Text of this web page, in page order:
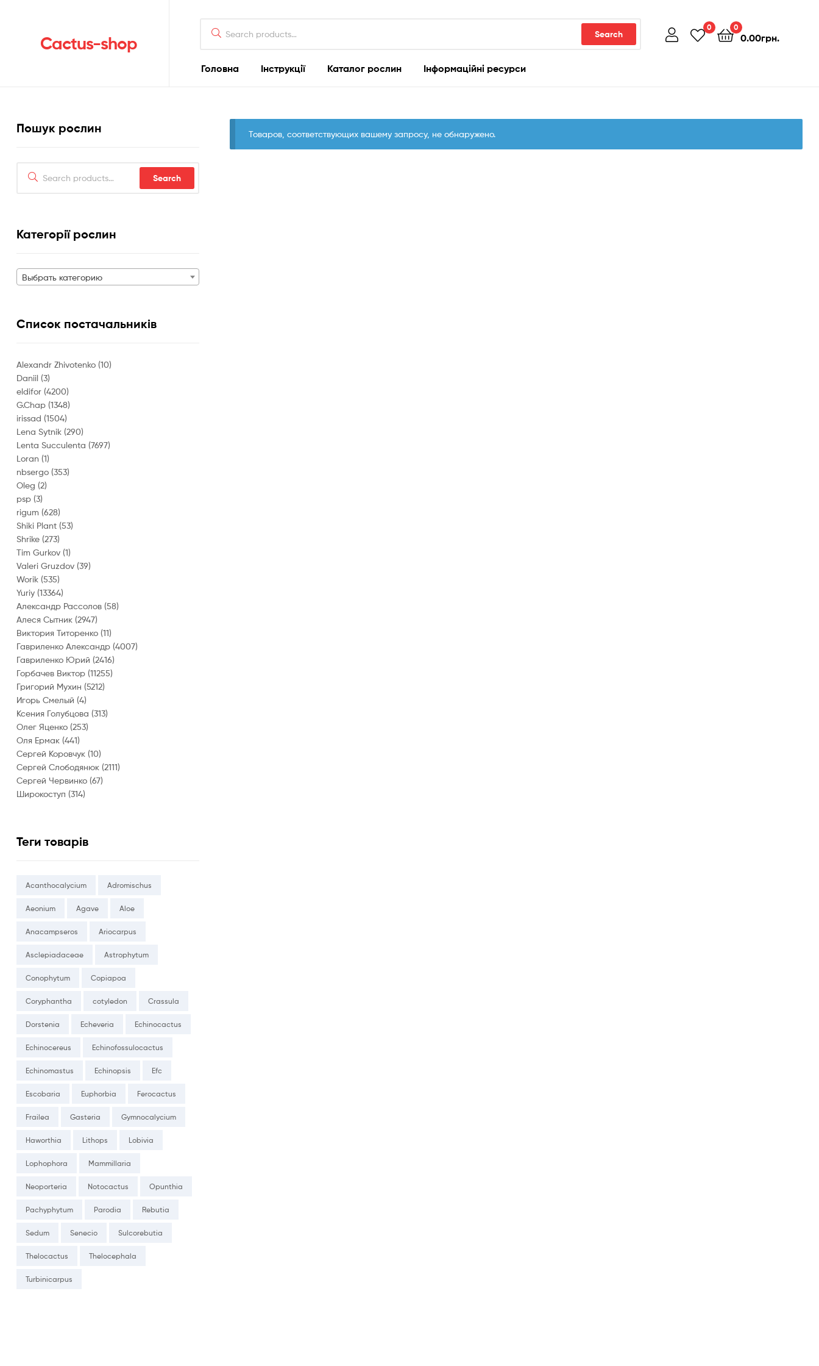
Cactus-shop
for:
Search
0 0
0.00грн.
Головна Інструкції Каталог рослин Інформаційні ресурси
Товаров, соответствующих вашему запросу, не обнаружено.
Пошук рослин
for:
Search
Категорії рослин
Выбрать категорию
Список постачальників
Alexandr Zhivotenko (10)
Daniil (3)
eldifor (4200)
G.Chap (1348)
irissad (1504)
Lena Sytnik (290)
Lenta Succulenta (7697)
Loran (1)
nbsergo (353)
Oleg (2)
psp (3)
rigum (628)
Shiki Plant (53)
Shrike (273)
Tim Gurkov (1)
Valeri Gruzdov (39)
Worik (535)
Yuriy (13364)
Александр Рассолов (58)
Алеся Сытник (2947)
Виктория Титоренко (11)
Гавриленко Александр (4007)
Гавриленко Юрий (2416)
Горбачев Виктор (11255)
Григорий Мухин (5212)
Игорь Смелый (4)
Ксения Голубцова (313)
Олег Яценко (253)
Оля Ермак (441)
Сергей Коровчук (10)
Сергей Слободянюк (2111)
Сергей Червинко (67)
Широкоступ (314)
Теги товарів
Acanthocalycium Adromischus
Aeonium Agave Aloe
Anacampseros Ariocarpus
Asclepiadaceae Astrophytum
Conophytum Copiapoa
Coryphantha cotyledon Crassula
Dorstenia Echeveria Echinocactus
Echinocereus Echinofossulocactus
Echinomastus Echinopsis Efc
Escobaria Euphorbia Ferocactus
Frailea Gasteria Gymnocalycium
Haworthia Lithops Lobivia
Lophophora Mammillaria
Neoporteria Notocactus Opunthia
Pachyphytum Parodia Rebutia
Sedum Senecio Sulcorebutia
Thelocactus Thelocephala
Turbinicarpus